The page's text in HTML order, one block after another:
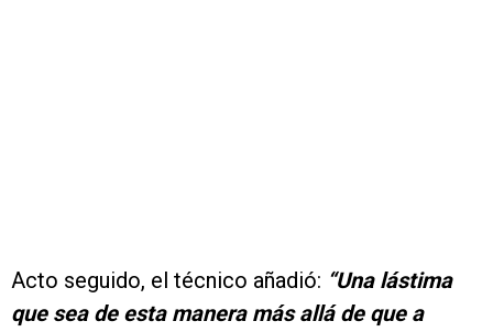
Acto seguido, el técnico añadió: “Una lástima
que sea de esta manera más allá de que a